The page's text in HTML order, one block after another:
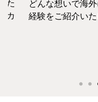
た
カ
どんな想いで海
経験をご紹介いた